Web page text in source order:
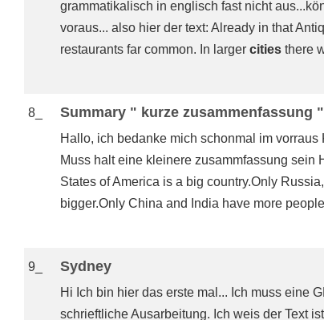
grammatikalisch in englisch fast nicht
voraus... also hier der text: Already in that
restaurants far common. In larger cities there
8_ Summary " kurze zusammenfassung
Hallo, ich bedanke mich schonmal im
Muss halt eine kleinere zusammfassung sein
States of America is a big country.Only
bigger.Only China and India have more
9_ Sydney
Hi Ich bin hier das erste mal... Ich muss eine
schrieftliche Ausarbeitung. Ich weis der Text